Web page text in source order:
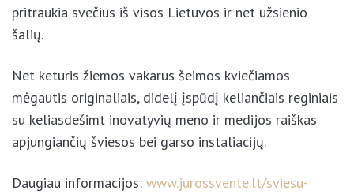
pritraukia svečius iš visos Lietuvos ir net užsienio
šalių.
Net keturis žiemos vakarus šeimos kviečiamos
mėgautis originaliais, didelį įspūdį keliančiais reginiais
su keliasdešimt inovatyvių meno ir medijos raiškas
apjungiančių šviesos bei garso instaliacijų.
Daugiau informacijos: www.jurossvente.lt/sviesu-